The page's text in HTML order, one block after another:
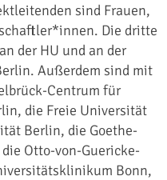
sind Frauen,
Die dritte
der HU und an der
Außerdem sind mit
Centrum für
die Freie Universität
Berlin, die Goethe-
Otto-von-Guericke-
Bonn,